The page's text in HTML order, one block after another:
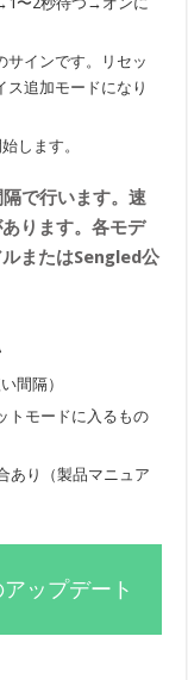
サインです。リセッ
ス追加モードになり
します。
で行います。速
ります。各モデ
またはSengled公
間隔）
トモードに入るもの
あり（製品マニュア
ップデート